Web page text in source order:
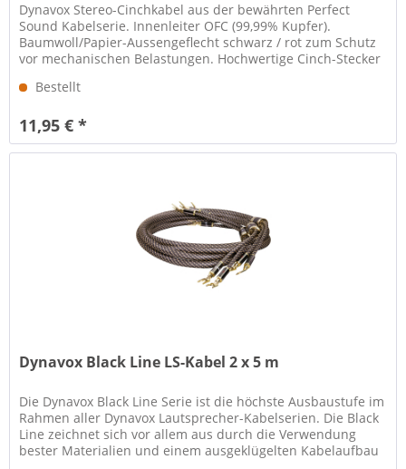
Dynavox Stereo-Cinchkabel aus der bewährten Perfect
Sound Kabelserie. Innenleiter OFC (99,99% Kupfer).
Baumwoll/Papier-Aussengeflecht schwarz / rot zum Schutz
vor mechanischen Belastungen. Hochwertige Cinch-Stecker
Bestellt
11,95 € *
Dynavox Black Line LS-Kabel 2 x 5 m
Die Dynavox Black Line Serie ist die höchste Ausbaustufe im
Rahmen aller Dynavox Lautsprecher-Kabelserien. Die Black
Line zeichnet sich vor allem aus durch die Verwendung
bester Materialien und einem ausgeklügelten Kabelaufbau